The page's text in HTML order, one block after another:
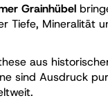
Grainhübel
Tiefe, Mineralität
aus
sind Ausdruck